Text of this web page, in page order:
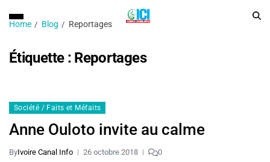
Home Blog Reportages
Étiquette : Reportages
Société / Faits et Méfaits
Anne Ouloto invite au calme
ByIvoire Canal Info 26 octobre 2018 0